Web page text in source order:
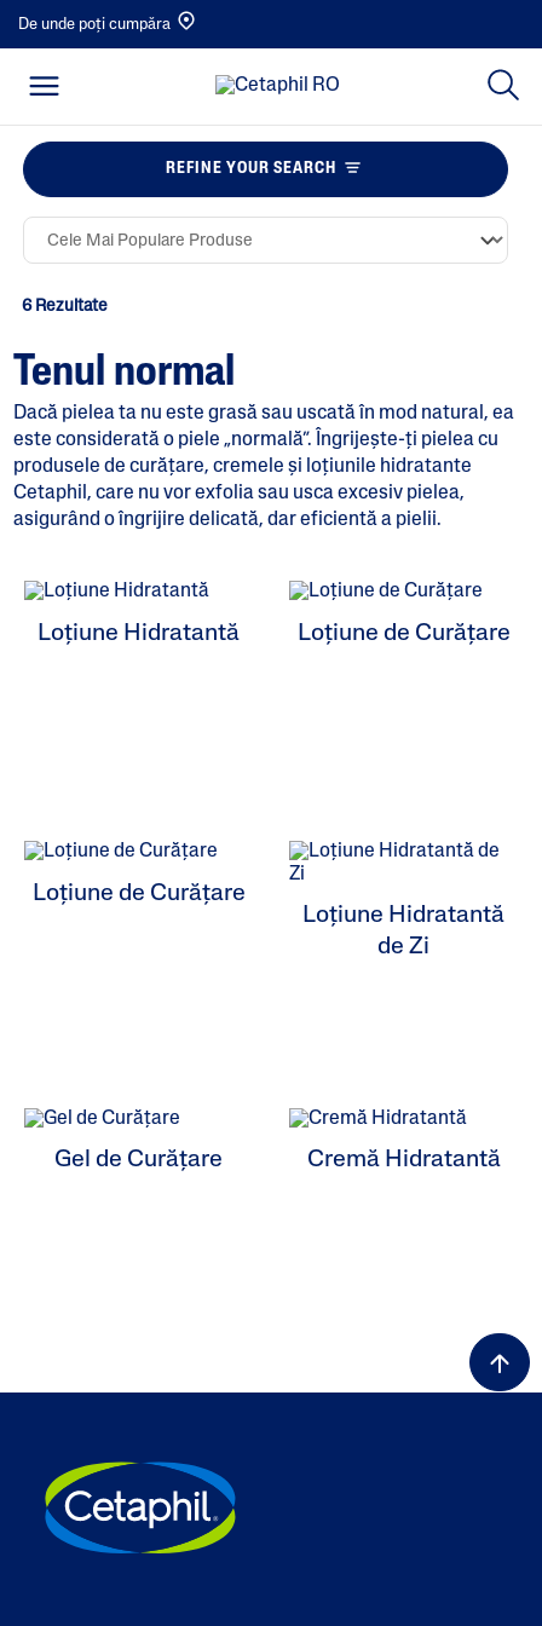
De unde poți cumpăra
REFINE YOUR SEARCH
ALL FILTERS
Tipuri De Piele
6 Rezultate
Tenul normal
Dacă pielea ta nu este grasă sau uscată în mod natural, ea
este considerată o piele „normală”. Îngrijește-ți pielea cu
produsele de curățare, cremele și loțiunile hidratante
Cetaphil, care nu vor exfolia sau usca excesiv pielea,
asigurând o îngrijire delicată, dar eficientă a pielii.
Loțiune Hidratantă Loțiune de Curățare
Loțiune de Curățare
Loțiune Hidratantă
de Zi
Gel de Curățare Cremă Hidratantă